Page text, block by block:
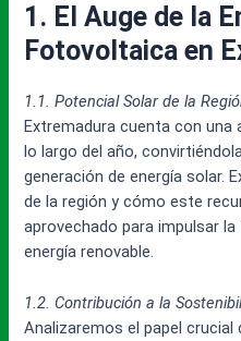
1. El Auge de la
Fotovoltaica en
1.1. Potencial Solar de la
Extremadura cuenta con una
lo largo del año,
generación de energía solar.
de la región y cómo este
aprovechado para impulsar
energía renovable.
1.2. Contribución a la
Analizaremos el papel